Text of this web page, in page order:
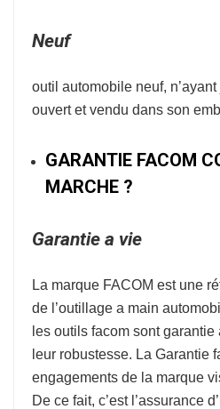
Neuf
outil automobile neuf,
ouvert et vendu dans son
GARANTIE FACOM
MARCHE ?
Garantie a vie
La marque FACOM est une
de l’outillage a main
les outils facom sont
leur robustesse. La Garantie
engagements de la marque
De ce fait, c’est l’assurance